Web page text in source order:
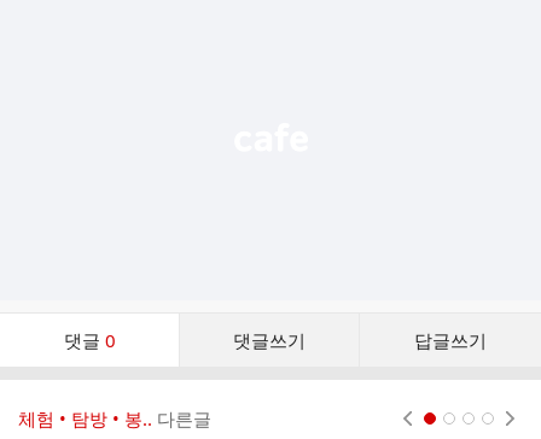
댓글 0 댓글쓰기 답글쓰기
댓
체험 • 탐방 • 봉.. 다른글